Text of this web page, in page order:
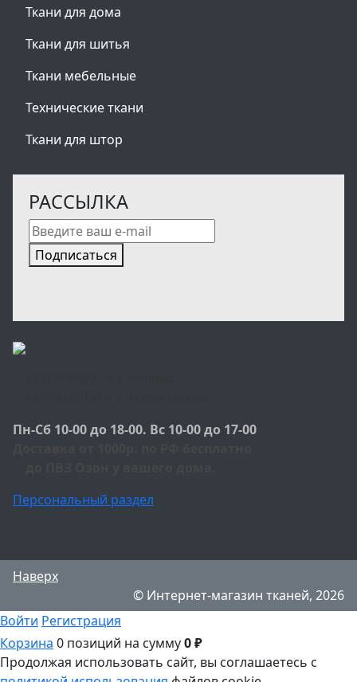
Ткани для дома
Ткани для шитья
Ткани мебельные
Технические ткани
Ткани для штор
РАССЫЛКА
Подписаться
Пн-Сб 10-00 до 18-00. Вс 10-00 до 17-00
Персональный раздел
Наверх
© Интернет-магазин тканей, 2026
Войти Регистрация
Корзина 0 позиций на сумму0 ₽
Продолжая использовать сайт, вы соглашаетесь с